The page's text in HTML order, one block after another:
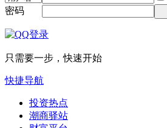
密码
只需要一步，快速开始
快捷导航
投资热点
潮商驿站